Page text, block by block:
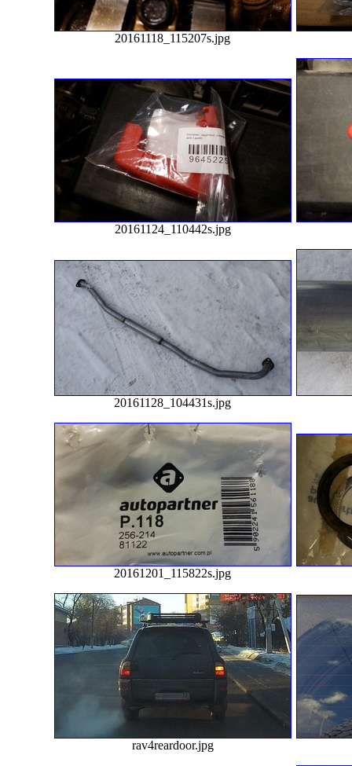
20161118_115207s.jpg
20161124_110442s.jpg
20161128_104431s.jpg
20161201_115822s.jpg
rav4reardoor.jpg